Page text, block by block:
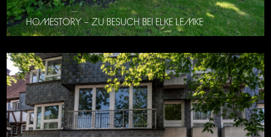
HOMESTORY – ZU BESUCH BEI ELKE LEMKE